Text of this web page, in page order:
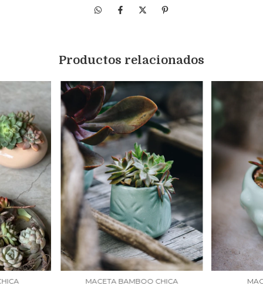
Productos relacionados
MACETA BAMBOO CHICA